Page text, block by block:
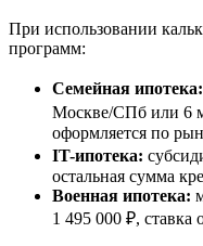
При использовании
программ:
Семейная ипотека:
Москве/СПб или 6
оформляется по
IT-ипотека:
остальная сумма
Военная ипотека:
1 495 000 ₽, ставка